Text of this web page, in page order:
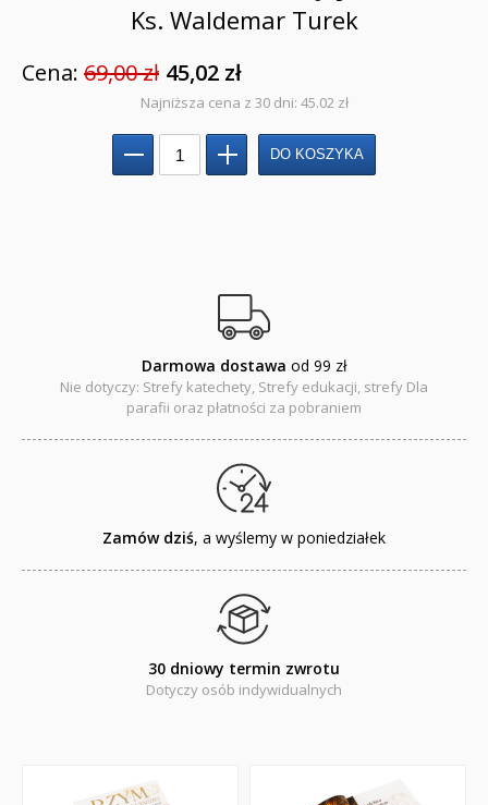
Adwent i Boże Narodzenie
Albumy pamiątkowe
Baśnie, bajki
Cecylka Knedelek
Edukacja przyrodnicza - Życie bez granic
Kreatywne zabawy
Książki religijne dla dzieci
Pomoce dydaktyczne
Ks. Waldemar Turek
Cena: 69,00 zł 45,02 zł
Najniższa cena z 30 dni: 45.02 zł
Darmowa dostawa od 99 zł
Nie dotyczy: Strefy katechety, Strefy edukacji, strefy Dla
parafii oraz płatności za pobraniem
Zamów dziś, a wyślemy w poniedziałek
30 dniowy termin zwrotu
Dotyczy osób indywidualnych